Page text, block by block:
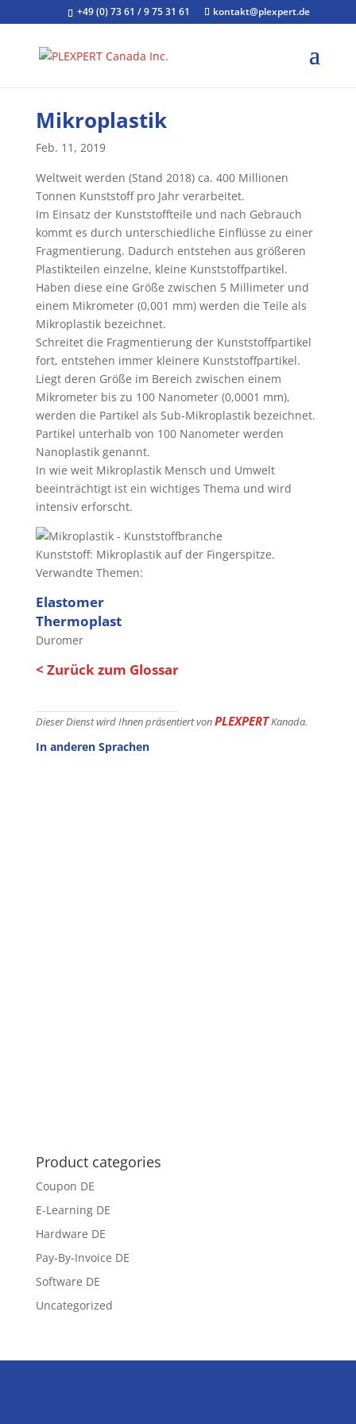
+49 (0) 73 61 / 9 75 31 61 kontakt@plexpert.de
Mikroplastik
Feb. 11, 2019
Weltweit werden (Stand 2018) ca. 400 Millionen
Tonnen Kunststoff pro Jahr verarbeitet.
Im Einsatz der Kunststoffteile und nach Gebrauch
kommt es durch unterschiedliche Einflüsse zu einer
Fragmentierung. Dadurch entstehen aus größeren
Plastikteilen einzelne, kleine Kunststoffpartikel.
Haben diese eine Größe zwischen 5 Millimeter und
einem Mikrometer (0,001 mm) werden die Teile als
Mikroplastik bezeichnet.
Schreitet die Fragmentierung der Kunststoffpartikel
fort, entstehen immer kleinere Kunststoffpartikel.
Liegt deren Größe im Bereich zwischen einem
Mikrometer bis zu 100 Nanometer (0,0001 mm),
werden die Partikel als Sub-Mikroplastik bezeichnet.
Partikel unterhalb von 100 Nanometer werden
Nanoplastik genannt.
In wie weit Mikroplastik Mensch und Umwelt
beeinträchtigt ist ein wichtiges Thema und wird
intensiv erforscht.
Kunststoff: Mikroplastik auf der Fingerspitze.
Verwandte Themen:
Elastomer
Thermoplast
Duromer
< Zurück zum Glossar
Dieser Dienst wird Ihnen präsentiert vonPLEXPERTKanada.
In anderen Sprachen
Product categories
Coupon DE
E-Learning DE
Hardware DE
Pay-By-Invoice DE
Software DE
Uncategorized